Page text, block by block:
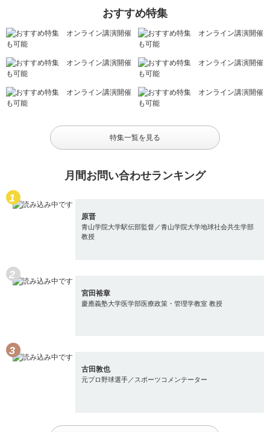
おすすめ特集
特集一覧を見る
月間お問い合わせランキング
原晋
青山学院大学駅伝部監督／青山学院大学地球社会共生学部
教授
宮田裕章
慶應義塾大学医学部医療政策・管理学教室 教授
古田敦也
元プロ野球選手／スポーツコメンテーター